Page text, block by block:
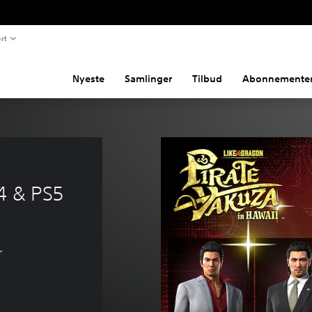
Nyeste Samlinger Tilbud
& PS5